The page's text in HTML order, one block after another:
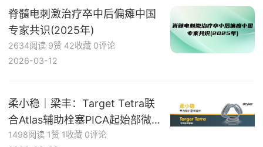
脊髓电刺激治疗卒中后偏瘫中国
专家共识(2025年)
2634阅读 9赞 42收藏 0评论
2026-03-12
柔小稳｜梁丰：Target Tetra联
合Atlas辅助栓塞PICA起始部微
小动脉瘤
1498阅读 1赞 1收藏 0评论